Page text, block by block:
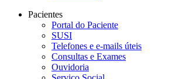
Pacientes
Portal do Paciente
SUSI
Telefones e e-mails úteis
Consultas e Exames
Ouvidoria